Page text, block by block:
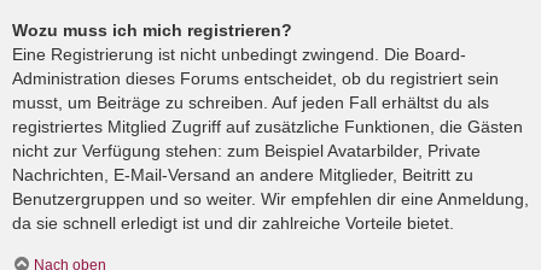
Wozu muss ich mich registrieren?
Eine Registrierung ist nicht unbedingt zwingend. Die Board-
Administration dieses Forums entscheidet, ob du registriert sein
musst, um Beiträge zu schreiben. Auf jeden Fall erhältst du als
registriertes Mitglied Zugriff auf zusätzliche Funktionen, die Gästen
nicht zur Verfügung stehen: zum Beispiel Avatarbilder, Private
Nachrichten, E-Mail-Versand an andere Mitglieder, Beitritt zu
Benutzergruppen und so weiter. Wir empfehlen dir eine Anmeldung,
da sie schnell erledigt ist und dir zahlreiche Vorteile bietet.
Nach oben